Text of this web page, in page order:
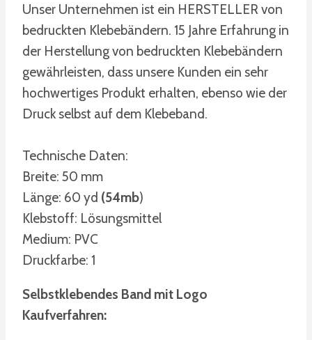
Unser Unternehmen ist ein HERSTELLER von
bedruckten Klebebändern. 15 Jahre Erfahrung in
der Herstellung von bedruckten Klebebändern
gewährleisten, dass unsere Kunden ein sehr
hochwertiges Produkt erhalten, ebenso wie der
Druck selbst auf dem Klebeband.
Technische Daten:
Breite: 50 mm
Länge: 60 yd (54mb)
Klebstoff: Lösungsmittel
Medium: PVC
Druckfarbe: 1
Selbstklebendes Band mit Logo
Kaufverfahren: